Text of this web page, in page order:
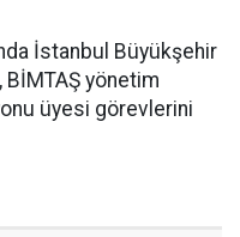
İstanbul Büyükşehir
yönetim
üyesi görevlerini